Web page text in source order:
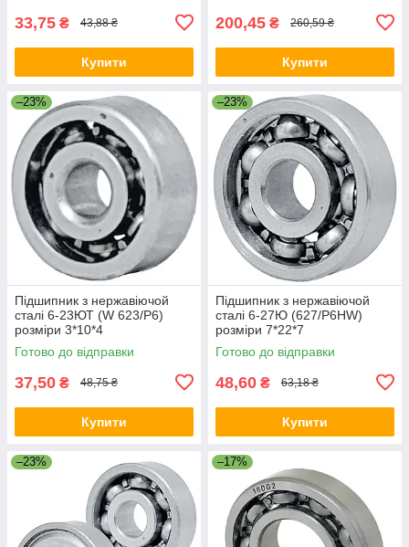
33,75 ₴ 43,88 ₴
Купити
200,45 ₴ 260,59 ₴
Купити
–23%
Підшипник з нержавіючой
сталі 6-23ЮТ (W 623/P6)
розміри 3*10*4
Готово до відправки
37,50 ₴ 48,75 ₴
Купити
–23%
Підшипник з нержавіючой
сталі 6-27Ю (627/P6HW)
розміри 7*22*7
Готово до відправки
48,60 ₴ 63,18 ₴
Купити
–23% –17%